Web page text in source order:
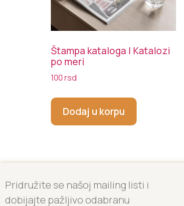
Štampa kataloga | Katalozi
po meri
100rsd
Dodaj u korpu
Pridružite se našoj mailing listi i
dobijajte pažljivo odabranu